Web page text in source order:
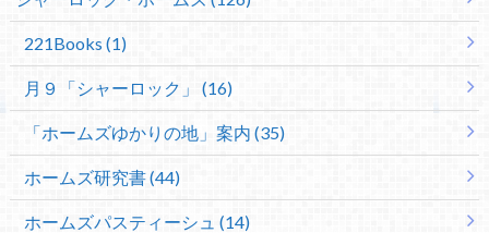
221Books (1)
月９「シャーロック」 (16)
「ホームズゆかりの地」案内 (35)
ホームズ研究書 (44)
ホームズパスティーシュ (14)